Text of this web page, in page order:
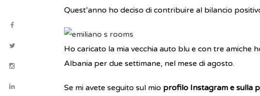
Quest’anno ho deciso di contribuire al bilancio
Ho caricato la mia vecchia auto blu e con tre amiche
Albania per due settimane, nel mese di agosto.
Se mi avete seguito sul mio profilo Instagram e sulla